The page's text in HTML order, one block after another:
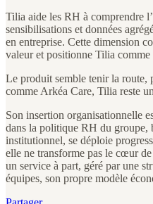
Tilia aide les RH à comprendre
sensibilisations et données
en entreprise. Cette dimension
valeur et positionne Tilia
Le produit semble tenir la route,
comme Arkéa Care, Tilia reste
Son insertion organisationnelle
dans la politique RH du groupe,
institutionnel, se déploie
elle ne transforme pas le cœur
un service à part, géré par une
équipes, son propre modèle